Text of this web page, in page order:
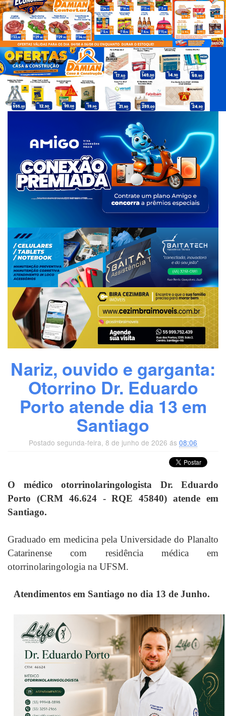
d
e
a
g
s
Nariz, ouvido e garganta:
Otorrino Dr. Eduardo
Porto atende dia 13 em
Santiago
Postado segunda-feira, 8 de junho de 2026 ás 08:06
O médico otorrinolaringologista Dr. Eduardo
Porto (CRM 46.624 - RQE 45840) atende em
Santiago.
Graduado em medicina pela Universidade do Planalto
Catarinense com residência médica em
otorrinolaringologia na UFSM.
Atendimentos em Santiago no dia 13 de Junho.